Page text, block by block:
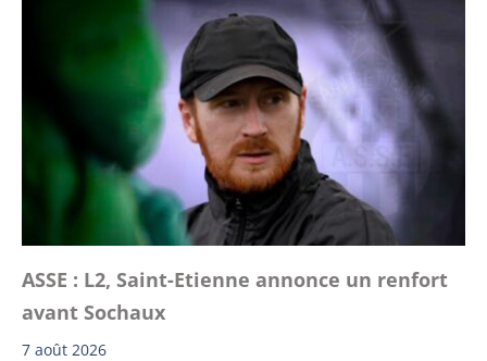
ASSE : L2, Saint-Etienne annonce un renfort
avant Sochaux
7 août 2026